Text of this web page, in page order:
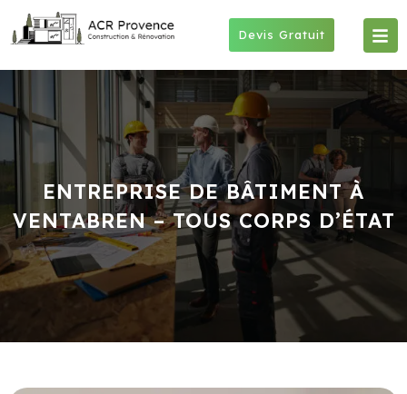
Devis Gratuit
ENTREPRISE DE BÂTIMENT À
VENTABREN – TOUS CORPS D’ÉTAT